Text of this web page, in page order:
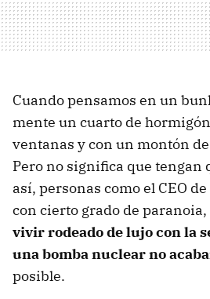
Cuando pensamos en un
mente un cuarto de
ventanas y con un montón
Pero no significa que tengan
así, personas como el CEO
con cierto grado de
vivir rodeado de lujo con la
una bomba nuclear no
posible.